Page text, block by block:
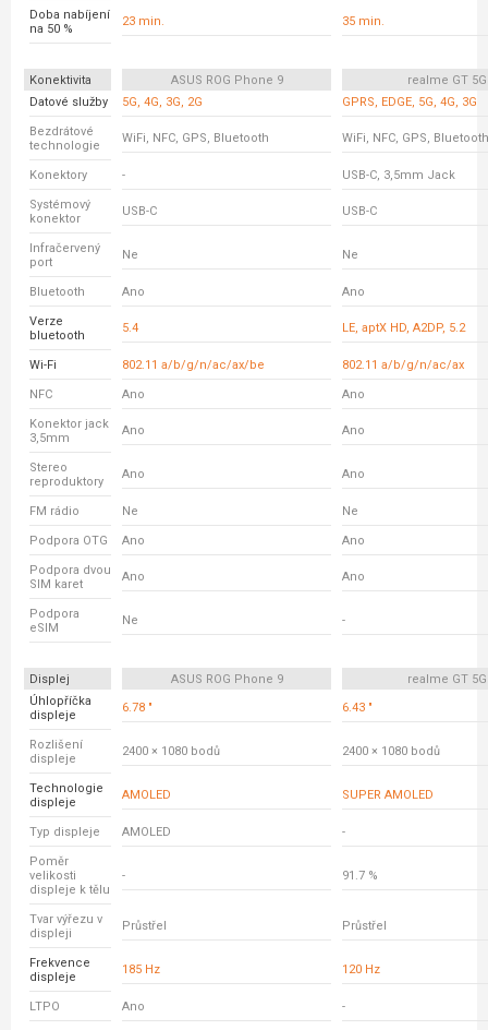
Doba nabíjení
na 50 %
23 min. 35 min.
Konektivita ASUS ROG Phone 9
realme GT 5G
Datové služby
5G, 4G, 3G, 2G GPRS, EDGE, 5G, 4G, 3G
Bezdrátové
technologie
WiFi, NFC, GPS, Bluetooth WiFi, NFC, GPS, Bluetooth
Konektory - USB-C, 3,5mm Jack
Systémový
konektor
USB-C USB-C
Infračervený
port
Ne Ne
Bluetooth Ano Ano
Verze
bluetooth
5.4 LE, aptX HD, A2DP, 5.2
Wi-Fi 802.11 a/b/g/n/ac/ax/be 802.11 a/b/g/n/ac/ax
NFC Ano Ano
Konektor jack
3,5mm
Ano Ano
Stereo
reproduktory
Ano Ano
FM rádio Ne Ne
Podpora OTG Ano Ano
Podpora dvou
SIM karet
Ano Ano
Podpora
eSIM
Ne -
Displej ASUS ROG Phone 9
realme GT 5G
Úhlopříčka
displeje
6.78 " 6.43 "
Rozlišení
displeje
2400 × 1080 bodů 2400 × 1080 bodů
Technologie
displeje
AMOLED SUPER AMOLED
Typ displeje AMOLED -
Poměr
velikosti
displeje k tělu
- 91.7 %
Tvar výřezu v
displeji
Průstřel Průstřel
Frekvence
displeje
185 Hz 120 Hz
LTPO Ano -